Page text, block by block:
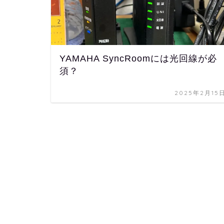
YAMAHA SyncRoomには光回線が必
須？
2025年2月15